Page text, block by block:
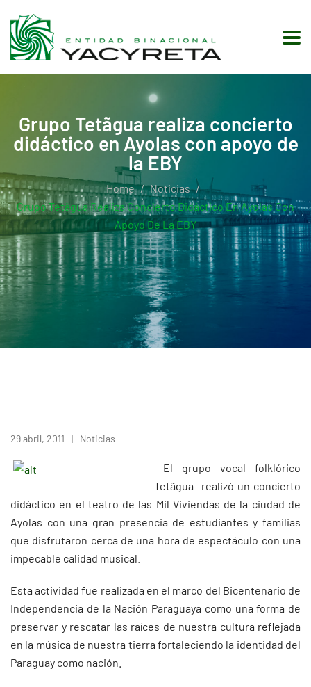
Grupo Tetãgua realiza concierto
didáctico en Ayolas con apoyo de
la EBY
Home
Noticias
Grupo Tetãgua Realiza Concierto Didáctico En Ayolas Con
Apoyo De La EBY
29 abril, 2011 Noticias
El grupo vocal folklórico
Tetãgua realizó un concierto
didáctico en el teatro de las Mil Viviendas de la ciudad de
Ayolas con una gran presencia de estudiantes y familias
que disfrutaron cerca de una hora de espectáculo con una
impecable calidad musical.
Esta actividad fue realizada en el marco del Bicentenario de
Independencia de la Nación Paraguaya como una forma de
preservar y rescatar las raíces de nuestra cultura reflejada
en la música de nuestra tierra fortaleciendo la identidad del
Paraguay como nación.